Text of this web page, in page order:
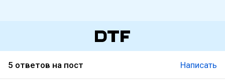
5 ответов на пост Написать